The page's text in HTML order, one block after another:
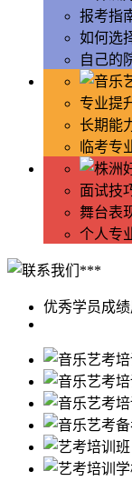
报考指
如何选
自己的
专业提
长期能
临考专
面试技
舞台表
个人专
优秀学员成